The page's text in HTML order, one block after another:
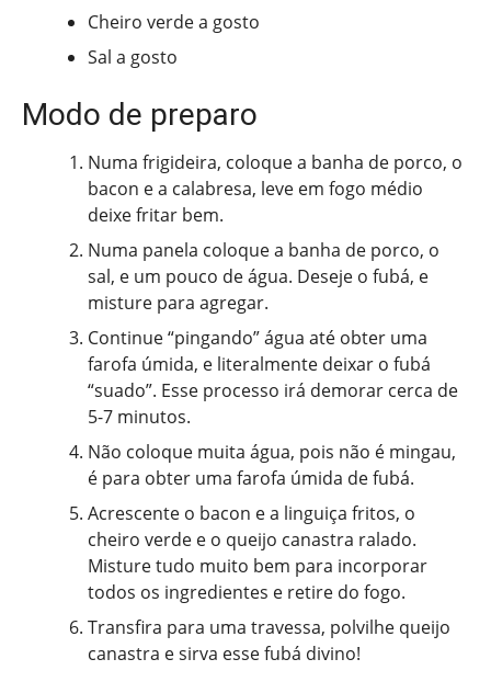
Cheiro verde a gosto
Sal a gosto
Modo de preparo
Numa frigideira, coloque a banha de porco, o
bacon e a calabresa, leve em fogo médio
deixe fritar bem.
Numa panela coloque a banha de porco, o
sal, e um pouco de água. Deseje o fubá, e
misture para agregar.
Continue “pingando” água até obter uma
farofa úmida, e literalmente deixar o fubá
“suado”. Esse processo irá demorar cerca de
5-7 minutos.
Não coloque muita água, pois não é mingau,
é para obter uma farofa úmida de fubá.
Acrescente o bacon e a linguiça fritos, o
cheiro verde e o queijo canastra ralado.
Misture tudo muito bem para incorporar
todos os ingredientes e retire do fogo.
Transfira para uma travessa, polvilhe queijo
canastra e sirva esse fubá divino!